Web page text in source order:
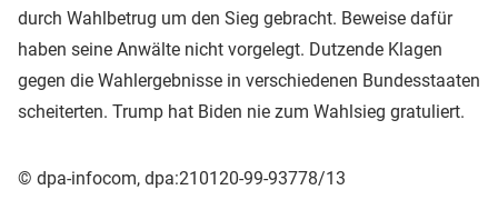
durch Wahlbetrug um den Sieg gebracht. Beweise dafür
haben seine Anwälte nicht vorgelegt. Dutzende Klagen
gegen die Wahlergebnisse in verschiedenen Bundesstaaten
scheiterten. Trump hat Biden nie zum Wahlsieg gratuliert.
© dpa-infocom, dpa:210120-99-93778/13